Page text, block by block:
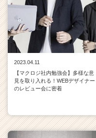
2023.04.11
【マクロジ社内勉強会】多様な意
見を取り入れる！WEBデザイナー
のレビュー会に密着